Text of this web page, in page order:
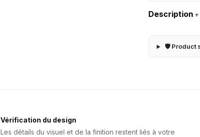
Description▾
🛡 Product
Vérification du design
Les détails du visuel et de la finition restent liés à votre